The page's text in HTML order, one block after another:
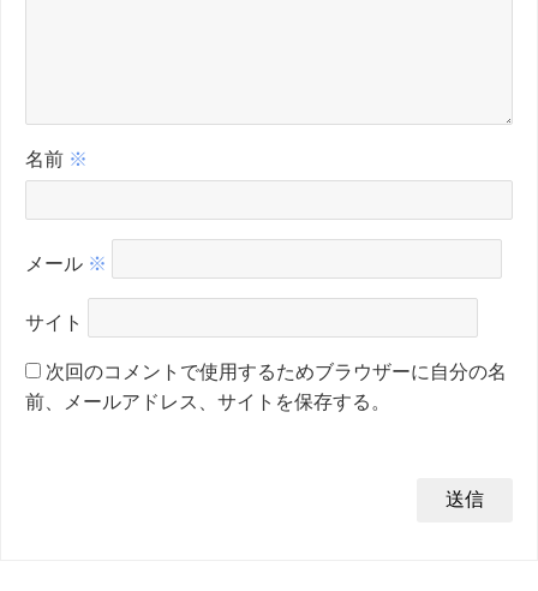
名前 ※
メール ※
サイト
次回のコメントで使用するためブラウザーに自分の名
前、メールアドレス、サイトを保存する。